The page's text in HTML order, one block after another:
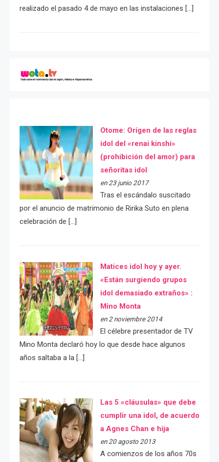
realizado el pasado 4 de mayo en las instalaciones […]
Otome: Orígen de las reglas
idol del «renai kinshi»
(prohibición del amor) para
señoritas idol
en 23 junio 2017
Tras el escándalo suscitado
por el anuncio de matrimonio de Ririka Suto en plena
celebración de […]
Matices idol hoy y ayer.
«Están surgiendo grupos
idol demasiado extraños» :
Mino Monta
en 2 noviembre 2014
El célebre presentador de TV
Mino Monta declaró hoy lo que desde hace algunos
años saltaba a la […]
Las 5 «cláusulas» que debe
cumplir una idol, de acuerdo
a Agnes Chan e hija
en 20 agosto 2013
A comienzos de los años 70s